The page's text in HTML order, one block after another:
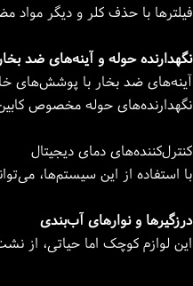
فیلترها با حذف کلر و دیگر
نگهدارنده حوله و آینه‌های ضد بخار
آینه‌های ضد بخار با پوشش‌های
نگهدارنده‌های حوله مخصوص
کنترل‌کننده‌های دمای دیجیتال
با استفاده از این سیستم‌ها،
درزگیرها و نوارهای آب‌بندی
این لوازم کوچک اما حیاتی، از